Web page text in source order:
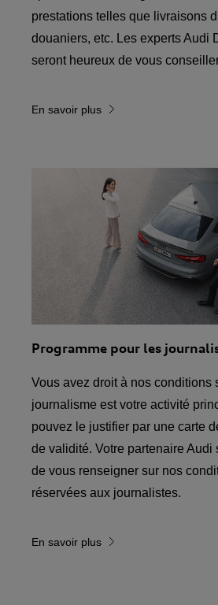
prestations telles que livraisons
douaniers, etc. Les experts Audi
seront heureux de vous
En savoir plus
Programme pour les
Vous avez droit à nos conditions
journalisme est votre activité
pouvez le justifier par une carte
de validité. Votre partenaire Audi
de vous renseigner sur nos
réservées aux journalistes.
En savoir plus